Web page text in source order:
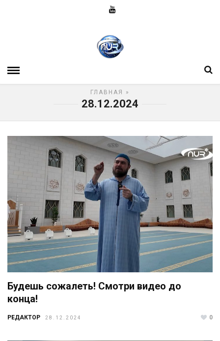
ГЛАВНАЯ »
28.12.2024
Будешь сожалеть! Смотри видео до
конца!
РЕДАКТОР 28.12.2024 0